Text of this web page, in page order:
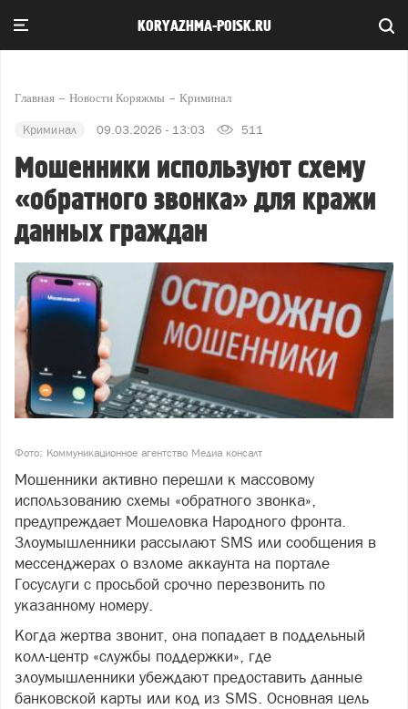
KORYAZHMA-POISK.RU
Главная Новости Коряжмы Криминал
Криминал 09.03.2026 - 13:03 511
Мошенники используют схему
«обратного звонка» для кражи
данных граждан
Фото: Коммуникационное агентство Медиа консалт
Мошенники активно перешли к массовому
использованию схемы «обратного звонка»,
предупреждает Мошеловка Народного фронта.
Злоумышленники рассылают SMS или сообщения в
мессенджерах о взломе аккаунта на портале
Госуслуги с просьбой срочно перезвонить по
указанному номеру.
Когда жертва звонит, она попадает в поддельный
колл-центр «службы поддержки», где
злоумышленники убеждают предоставить данные
банковской карты или код из SMS. Основная цель